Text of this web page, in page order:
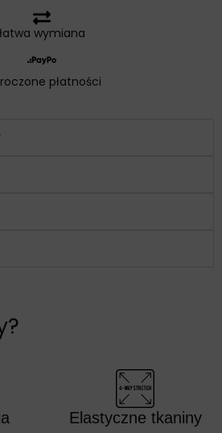
łatwa wymiana
płatności
Elastyczne tkaniny